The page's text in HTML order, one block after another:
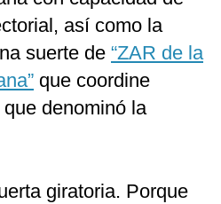
así como la
suerte de “ZAR de la
que coordine
denominó la
giratoria. Porque